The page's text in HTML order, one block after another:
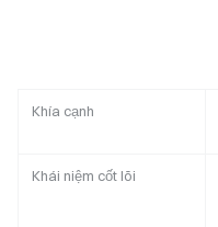
Khía cạnh
Khái niệm cốt lõi